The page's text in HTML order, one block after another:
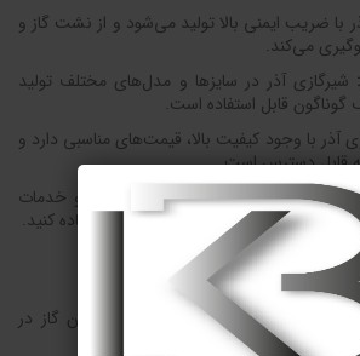
با ضریب ایمنی بالا تولید می‌شود و از نشت گاز و
می‌کند.
شیرگازی آذر در سایزها و مدل‌های مختلف تولید
قابل استفاده است.
آذر با وجود کیفیت بالا، قیمت‌های مناسبی دارد و
قابل دسترس است.
از فروش:شیرگازی آذر دارای گارانتی و خدمات
با خیالی آسوده از این محصولات استفاده کنید.
شیرگازی آذر برای قطع و وصل جریان گاز در
استفاده می‌شود.